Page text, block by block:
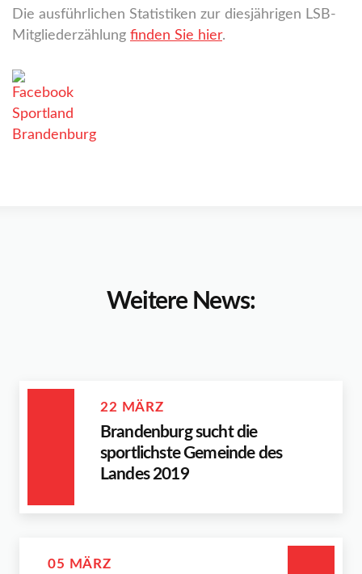
Die ausführlichen Statistiken zur diesjährigen LSB-
Mitgliederzählung finden Sie hier.
Weitere News:
22 MÄRZ
Brandenburg sucht die
sportlichste Gemeinde des
Landes 2019
05 MÄRZ